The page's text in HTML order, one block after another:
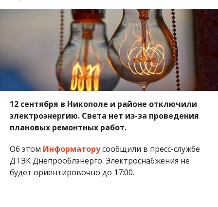
Об этомИнформаторусообщили в пресс-службе
ДТЭК Днепрооблэнерго. Электроснабжения не
будет ориентировочно до 17:00.
Улицы, которые остались без света в Никополе:
ул. Багратиона;
ул. Красочная;
ул. Гомельская;
ул. Довгалевская;